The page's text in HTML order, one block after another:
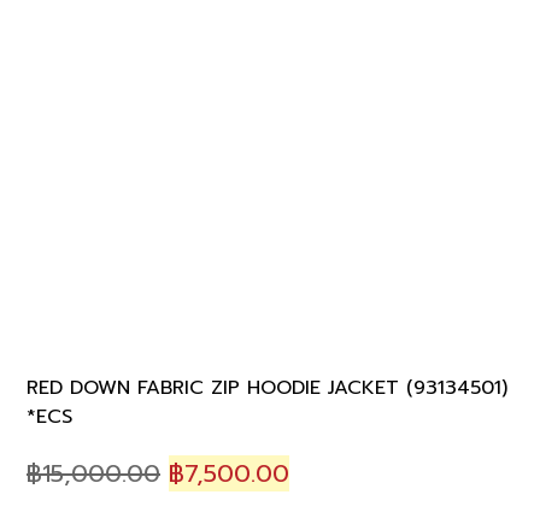
RED DOWN FABRIC ZIP HOODIE JACKET (93134501)
*ECS
฿15,000.00 Original
฿7,500.00